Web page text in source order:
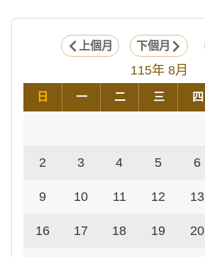
上個月 下個月
115年 8月
日 一 二 三 四
2 3 4 5 6
9 10 11 12 13
16 17 18 19 20